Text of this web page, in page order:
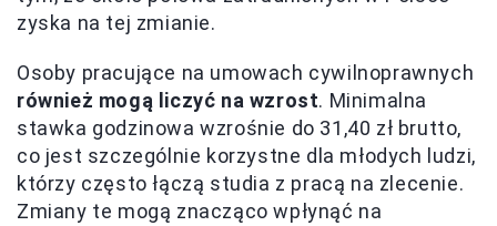
zyska na tej zmianie.
Osoby pracujące na umowach cywilnoprawnych
również mogą liczyć na wzrost. Minimalna
stawka godzinowa wzrośnie do 31,40 zł brutto,
co jest szczególnie korzystne dla młodych ludzi,
którzy często łączą studia z pracą na zlecenie.
Zmiany te mogą znacząco wpłynąć na